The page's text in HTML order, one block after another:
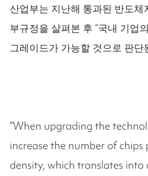
산업부는 지난해 통과된 반도체
부규정을 살펴본 후 “국내 기업
그레이드가 가능할 것으로 판단
“When upgrading the
increase the number of
density, which translates into